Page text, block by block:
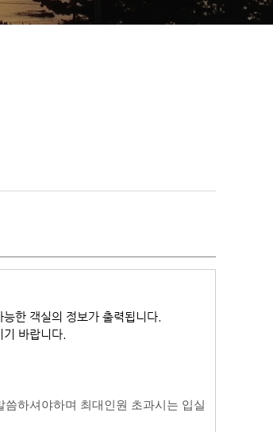
한 객실의 정보가 출력됩니다.
바랍니다.
하셔야하며 최대인원 초과시는 입실